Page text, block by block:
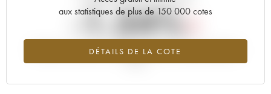
aux statistiques de plus de 150 000 cotes
DÉTAILS DE LA COTE
-1.34%
Tendance à la baisse du millésime 1998 en 2026 par rapport à